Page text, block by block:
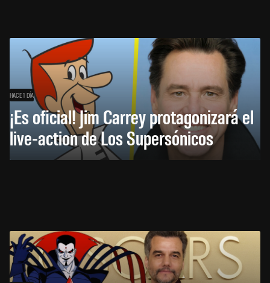
HACE 1 DÍA
¡Es oficial! Jim Carrey protagonizará el
live-action de Los Supersónicos